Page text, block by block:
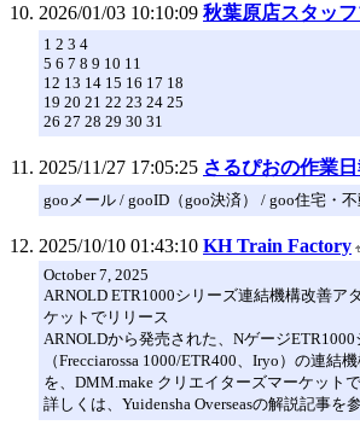
2026/01/03 10:10:09 秋葉原店スタッ
1 2 3 4
5 6 7 8 9 10 11
12 13 14 15 16 17 18
19 20 21 22 23 24 25
26 27 28 29 30 31
2025/11/27 17:05:25 さるぴおの作業
gooメール / gooID（goo決済） / goo住宅・不
2025/10/10 01:43:10 KH Train Factory
October 7, 2025
ARNOLD ETR1000シリーズ連結機構改善ア
ケットでリリース
ARNOLDから発売された、Nゲージ
（Frecciarossa 1000/ETR400、Iryo）の連結
を、DMM.make クリエイターズマーケット
詳しくは、Yuidensha Overseasの解説記事を